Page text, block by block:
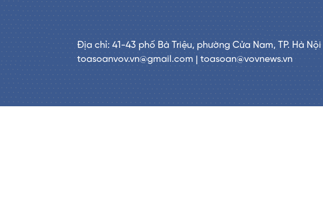
Địa chỉ: 41-43 phố Bà Triệu, phường Cửa Nam, TP. Hà Nội
toasoanvov.vn@gmail.com | toasoan@vovnews.vn